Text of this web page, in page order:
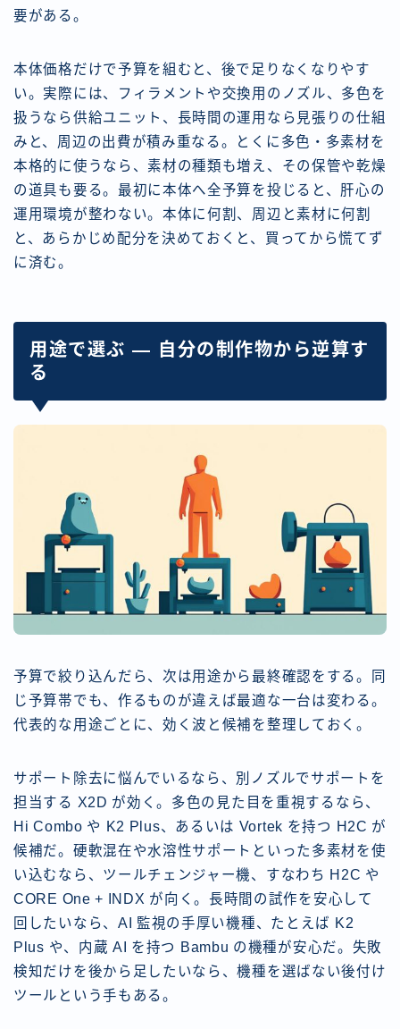
要がある。
本体価格だけで予算を組むと、後で足りなくなりやす
い。実際には、フィラメントや交換用のノズル、多色を
扱うなら供給ユニット、長時間の運用なら見張りの仕組
みと、周辺の出費が積み重なる。とくに多色・多素材を
本格的に使うなら、素材の種類も増え、その保管や乾燥
の道具も要る。最初に本体へ全予算を投じると、肝心の
運用環境が整わない。本体に何割、周辺と素材に何割
と、あらかじめ配分を決めておくと、買ってから慌てず
に済む。
用途で選ぶ — 自分の制作物から逆算す
る
予算で絞り込んだら、次は用途から最終確認をする。同
じ予算帯でも、作るものが違えば最適な一台は変わる。
代表的な用途ごとに、効く波と候補を整理しておく。
サポート除去に悩んでいるなら、別ノズルでサポートを
担当する X2D が効く。多色の見た目を重視するなら、
Hi Combo や K2 Plus、あるいは Vortek を持つ H2C が
候補だ。硬軟混在や水溶性サポートといった多素材を使
い込むなら、ツールチェンジャー機、すなわち H2C や
CORE One + INDX が向く。長時間の試作を安心して
回したいなら、AI 監視の手厚い機種、たとえば K2
Plus や、内蔵 AI を持つ Bambu の機種が安心だ。失敗
検知だけを後から足したいなら、機種を選ばない後付け
ツールという手もある。